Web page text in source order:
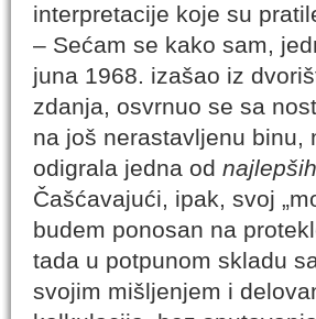
interpretacije koje su
– Sećam se kako sam,
juna 1968. izašao iz
zdanja, osvrnuo se sa
na još nerastavljenu binu,
odigrala jedna od
Čašćavajući, ipak, svoj
budem ponosan na
tada u potpunom skladu
svojim mišljenjem i